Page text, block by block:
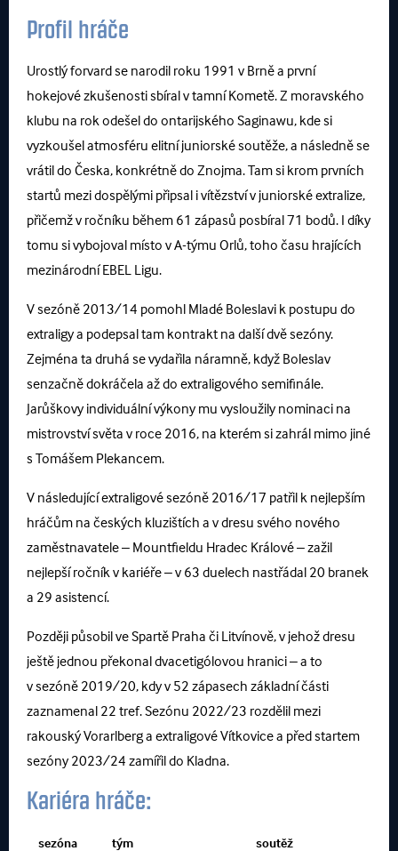
Profil hráče
Urostlý forvard se narodil roku 1991 v Brně a první
hokejové zkušenosti sbíral v tamní Kometě. Z moravského
klubu na rok odešel do ontarijského Saginawu, kde si
vyzkoušel atmosféru elitní juniorské soutěže, a následně se
vrátil do Česka, konkrétně do Znojma. Tam si krom prvních
startů mezi dospělými připsal i vítězství v juniorské extralize,
přičemž v ročníku během 61 zápasů posbíral 71 bodů. I díky
tomu si vybojoval místo v A-týmu Orlů, toho času hrajících
mezinárodní EBEL Ligu.
V sezóně 2013/14 pomohl Mladé Boleslavi k postupu do
extraligy a podepsal tam kontrakt na další dvě sezóny.
Zejména ta druhá se vydařila náramně, když Boleslav
senzačně dokráčela až do extraligového semifinále.
Jarůškovy individuální výkony mu vysloužily nominaci na
mistrovství světa v roce 2016, na kterém si zahrál mimo jiné
s Tomášem Plekancem.
V následující extraligové sezóně 2016/17 patřil k nejlepším
hráčům na českých kluzištích a v dresu svého nového
zaměstnavatele – Mountfieldu Hradec Králové – zažil
nejlepší ročník v kariéře – v 63 duelech nastřádal 20 branek
a 29 asistencí.
Později působil ve Spartě Praha či Litvínově, v jehož dresu
ještě jednou překonal dvacetigólovou hranici – a to
v sezóně 2019/20, kdy v 52 zápasech základní části
zaznamenal 22 tref. Sezónu 2022/23 rozdělil mezi
rakouský Vorarlberg a extraligové Vítkovice a před startem
sezóny 2023/24 zamířil do Kladna.
Kariéra hráče:
sezóna tým soutěž